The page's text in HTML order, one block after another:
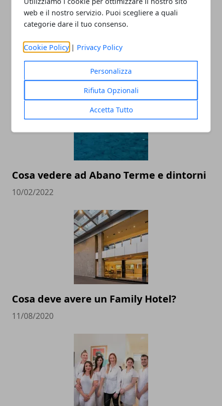
web e il nostro servizio. Puoi scegliere a quali
categorie dare il tuo consenso.
Cookie Policy | Privacy Policy
Personalizza
Rifiuta Opzionali
Accetta Tutto
Cosa vedere ad Abano Terme e dintorni
10/02/2022
Cosa deve avere un Family Hotel?
11/08/2020